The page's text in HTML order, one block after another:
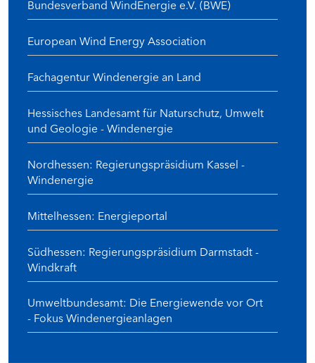
Bundesverband WindEnergie e.V. (BWE)
European Wind Energy Association
Fachagentur Windenergie an Land
Hessisches Landesamt für Naturschutz, Umwelt
und Geologie - Windenergie
Nordhessen: Regierungspräsidium Kassel -
Windenergie
Mittelhessen: Energieportal
Südhessen: Regierungspräsidium Darmstadt -
Windkraft
Umweltbundesamt: Die Energiewende vor Ort
- Fokus Windenergieanlagen